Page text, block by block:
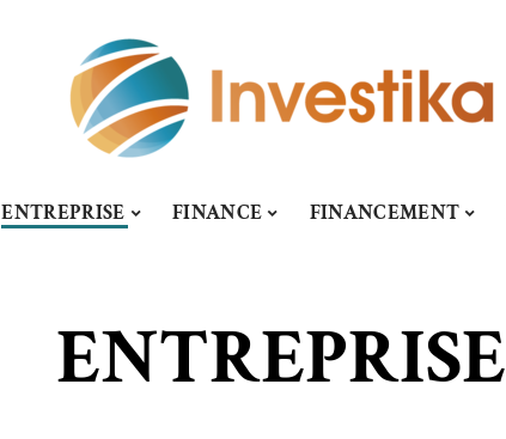
ENTREPRISE FINANCE FINANCEMENT
ENTREPRISE